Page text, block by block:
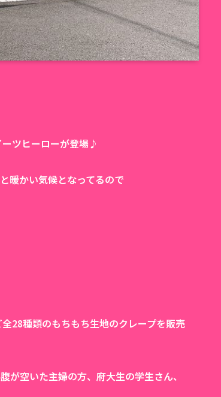
ツヒーローが登場♪
暖かい気候となってるので
28種類のもちもち生地のクレープを販売
が空いた主婦の方、府大生の学生さん、